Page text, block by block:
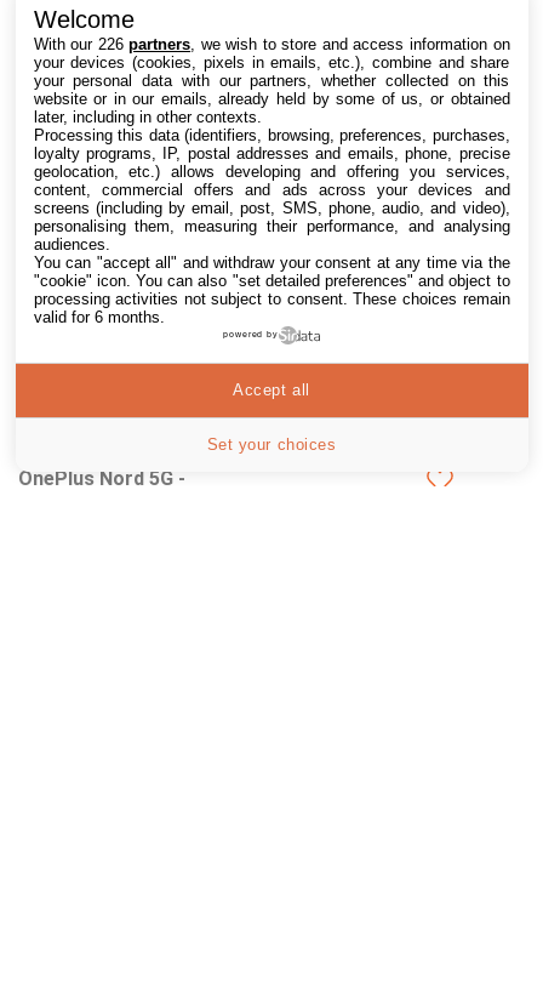
OnePlus Nord 16,4 cm (6.44")
8 Go 128 Go Double SIM 5G
USB Type-C Noir Oxygen OS
4115 mAh Nord, 16,4 cm
(6.44"), 8 Go, 128 Go, 48 MP,
Oxygen OS, Noir
Une fois que vous avez connu
l'affichage sur l'écran AMOLED
6,44" avec une fréquence de
rafraîchissement de 90 Hz,...
2 offres
à partir de121,04€
OnePlus Nord 5G -
Welcome
With our 226partners , we wish to store and access information on
your devices (cookies, pixels in emails, etc.), combine and share
your personal data with our partners, whether collected on this
website or in our emails, already held by some of us, or obtained
later, including in other contexts.
Processing this data (identifiers, browsing, preferences, purchases,
loyalty programs, IP, postal addresses and emails, phone, precise
geolocation, etc.) allows developing and offering you services,
content, commercial offers and ads across your devices and
screens (including by email, post, SMS, phone, audio, and video),
personalising them, measuring their performance, and analysing
audiences.
You can "accept all" and withdraw your consent at any time via the
"cookie" icon. You can also "set detailed preferences" and object to
processing activities not subject to consent. These choices remain
valid for 6 months.
powered by
Set your choices
Accept all